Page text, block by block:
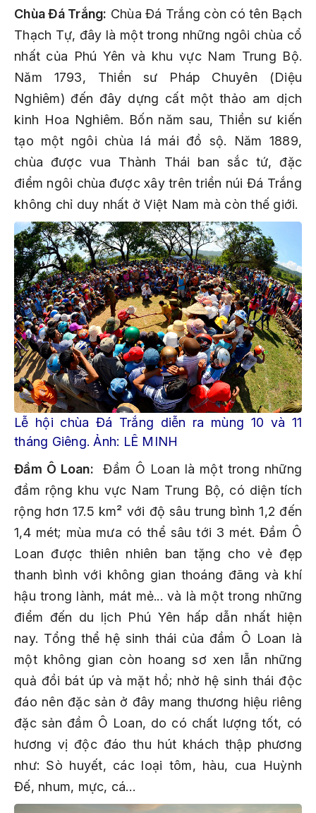
Chùa Đá Trắng: Chùa Đá Trắng còn có tên Bạch
Thạch Tự, đây là một trong những ngôi chùa cổ
nhất của Phú Yên và khu vực Nam Trung Bộ.
Năm 1793, Thiền sư Pháp Chuyên (Diệu
Nghiêm) đến đây dựng cất một thảo am dịch
kinh Hoa Nghiêm. Bốn năm sau, Thiền sư kiến
tạo một ngôi chùa lá mái đồ sộ. Năm 1889,
chùa được vua Thành Thái ban sắc tứ, đặc
điểm ngôi chùa được xây trên triền núi Đá Trắng
không chỉ duy nhất ở Việt Nam mà còn thế giới.
Lễ hội chùa Đá Trắng diễn ra mùng 10 và 11
tháng Giêng. Ảnh: LÊ MINH
Đầm Ô Loan: Đầm Ô Loan là một trong những
đầm rộng khu vực Nam Trung Bộ, có diện tích
rộng hơn 17.5 km² với độ sâu trung bình 1,2 đến
1,4 mét; mùa mưa có thể sâu tới 3 mét. Đầm Ô
Loan được thiên nhiên ban tặng cho vẻ đẹp
thanh bình với không gian thoáng đãng và khí
hậu trong lành, mát mẻ... và là một trong những
điểm đến du lịch Phú Yên hấp dẫn nhất hiện
nay. Tổng thể hệ sinh thái của đầm Ô Loan là
một không gian còn hoang sơ xen lẫn những
quả đồi bát úp và mặt hồ; nhờ hệ sinh thái độc
đáo nên đặc sản ở đây mang thương hiệu riêng
đặc sản đầm Ô Loan, do có chất lượng tốt, có
hương vị độc đáo thu hút khách thập phương
như: Sò huyết, các loại tôm, hàu, cua Huỳnh
Đế, nhum, mực, cá…